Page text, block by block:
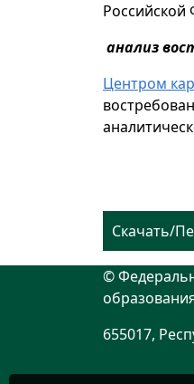
Российской
анализ
Центром
Скачать/
©
655017,